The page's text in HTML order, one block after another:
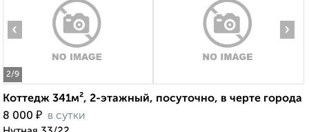
2/9
‹ ›
Коттедж 341м², 2-этажный, посуточно, в черте города
8 000 ₽ в сутки